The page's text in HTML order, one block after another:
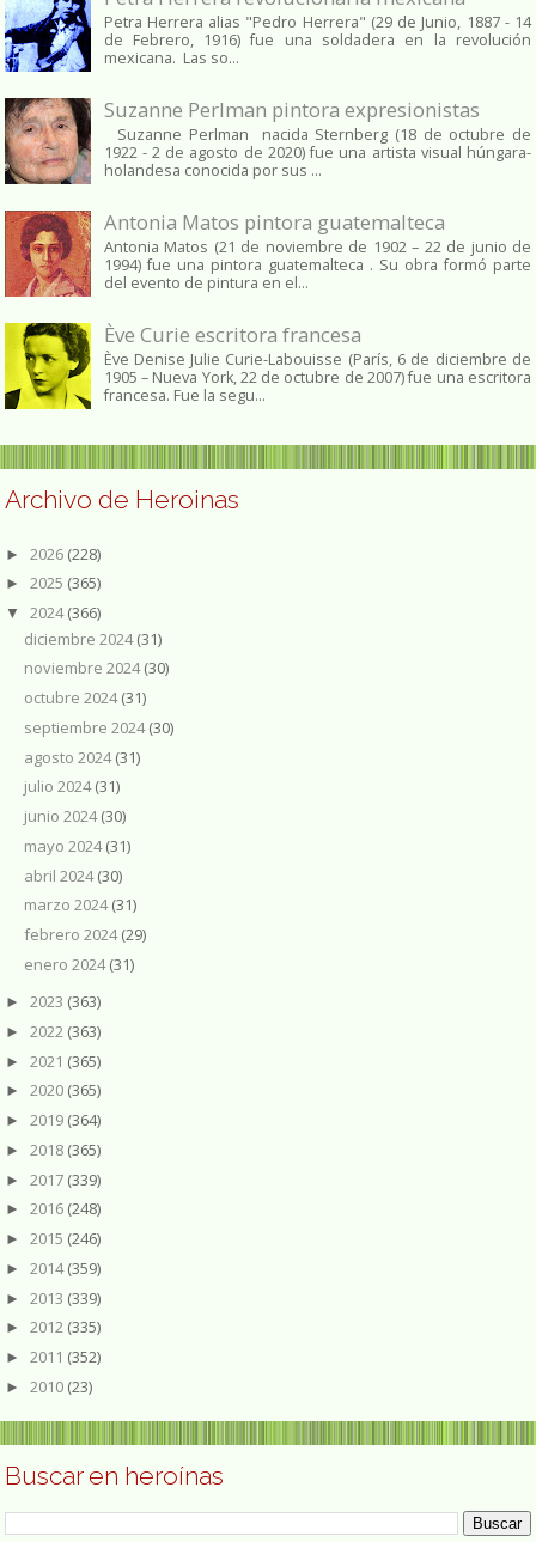
Petra Herrera alias "Pedro Herrera" (29 de Junio, 1887 - 14
de Febrero, 1916) fue una soldadera en la revolución
mexicana. Las so...
Suzanne Perlman pintora expresionistas
Suzanne Perlman nacida Sternberg (18 de octubre de
1922 - 2 de agosto de 2020) fue una artista visual húngara-
holandesa conocida por sus ...
Antonia Matos pintora guatemalteca
Antonia Matos (21 de noviembre de 1902 – 22 de junio de
1994) fue una pintora guatemalteca . Su obra formó parte
del evento de pintura en el...
Ève Curie escritora francesa
Ève Denise Julie Curie-Labouisse (París, 6 de diciembre de
1905 – Nueva York, 22 de octubre de 2007) fue una escritora
francesa. Fue la segu...
Archivo de Heroinas
► 2026 (228)
► 2025 (365)
▼ 2024(366)
diciembre 2024(31)
noviembre 2024(30)
octubre 2024(31)
septiembre 2024(30)
agosto 2024(31)
julio 2024(31)
junio 2024(30)
mayo 2024(31)
abril 2024(30)
marzo 2024(31)
febrero 2024(29)
enero 2024(31)
► 2023 (363)
► 2022 (363)
► 2021 (365)
► 2020 (365)
► 2019 (364)
► 2018 (365)
► 2017 (339)
► 2016 (248)
► 2015 (246)
► 2014(359)
► 2013 (339)
► 2012 (335)
► 2011 (352)
► 2010 (23)
Buscar en heroínas